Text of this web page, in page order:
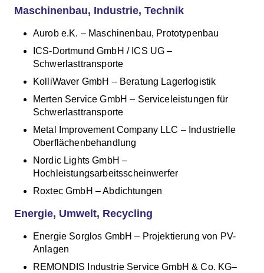
Maschinenbau, Industrie, Technik
Aurob e.K. – Maschinenbau, Prototypenbau
ICS-Dortmund GmbH / ICS UG –
Schwerlasttransporte
KolliWaver GmbH – Beratung Lagerlogistik
Merten Service GmbH – Serviceleistungen für
Schwerlasttransporte
Metal Improvement Company LLC – Industrielle
Oberflächenbehandlung
Nordic Lights GmbH –
Hochleistungsarbeitsscheinwerfer
Roxtec GmbH – Abdichtungen
Energie, Umwelt, Recycling
Energie Sorglos GmbH – Projektierung von PV-
Anlagen
REMONDIS Industrie Service GmbH & Co. KG–